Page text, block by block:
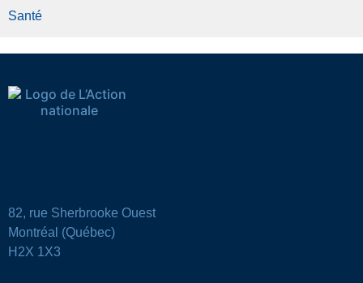
Santé
82, rue Sherbrooke Ouest
Montréal (Québec)
H2X 1X3